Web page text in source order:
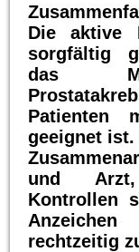
Die aktive
sorgfältig
das
Patienten
geeignet
und
Kontrollen
rechtzeitig